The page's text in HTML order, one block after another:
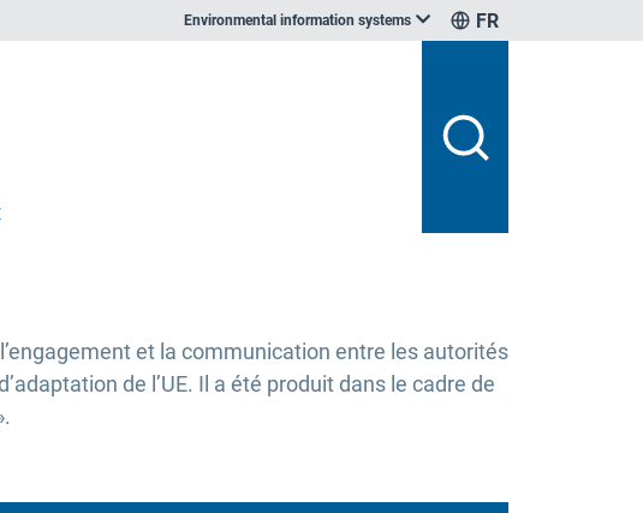
Environmental information systems FR
et la communication entre les autorités
de l’UE. Il a été produit dans le cadre de